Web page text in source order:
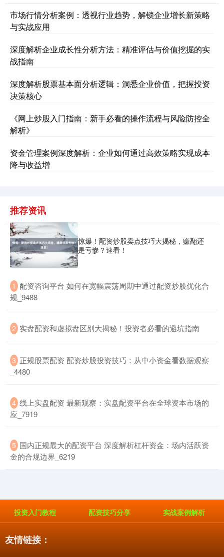
市场行情分析案例：透视行业趋势，解锁企业增长新策略
与实战应用
深度解析企业成长性分析方法：精准评估与价值挖掘的实
战指南
深度解析股票基本面分析逻辑：洞悉企业价值，把握投资
决策核心
《网上炒股入门指南：新手必看的操作流程与风险防控全
解析》
资金管理案例深度解析：企业如何通过高效策略实现成本
降与收益增
推荐资讯
惊爆！配资炒股卖点技巧大揭秘，赚翻还
是亏惨？速看！
1 ​配资咨询平台 如何在宽幅震荡周期中通过配资炒股优化合
规_9488
2 ​实盘配资和虚拟盘区别大揭秘！投资者必看的避坑指南
3 ​正规股票配资 配资炒股投资技巧：从中小资金看数据观察
_4480
4 ​线上实盘配资 最新观察：实盘配资平台在全球资本市场的
应_7919
5 ​国内正规最大的配资平台 深度解析杠杆资金：场内活跃资
金的合规边界_6219
投资入门教程 配资技巧分享 实战案例解析
友情链接：